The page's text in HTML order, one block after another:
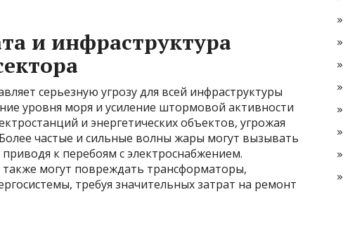
и инфраструктура
серьезную угрозу для всей инфраструктуры
уровня моря и усиление штормовой активности
и энергетических объектов, угрожая
частые и сильные волны жары могут вызывать
к перебоям с электроснабжением.
могут повреждать трансформаторы,
требуя значительных затрат на ремонт